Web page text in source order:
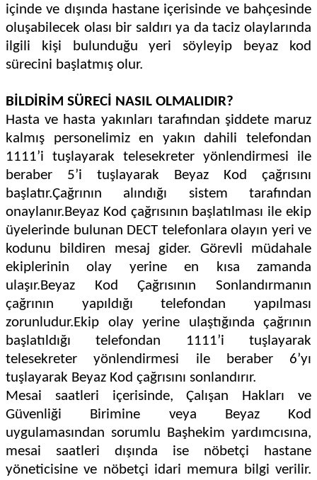
içinde ve dışında hastane içerisinde ve bahçesinde
oluşabilecek olası bir saldırı ya da taciz olaylarında
ilgili kişi bulunduğu yeri söyleyip beyaz kod
sürecini başlatmış olur.
BİLDİRİM SÜRECİ NASIL OLMALIDIR?
Hasta ve hasta yakınları tarafından şiddete maruz
kalmış personelimiz en yakın dahili telefondan
1111’i tuşlayarak telesekreter yönlendirmesi ile
beraber 5’i tuşlayarak Beyaz Kod çağrısını
başlatır.Çağrının alındığı sistem tarafından
onaylanır.Beyaz Kod çağrısının başlatılması ile ekip
üyelerinde bulunan DECT telefonlara olayın yeri ve
kodunu bildiren mesaj gider. Görevli müdahale
ekiplerinin olay yerine en kısa zamanda
ulaşır.Beyaz Kod Çağrısının Sonlandırmanın
çağrının yapıldığı telefondan yapılması
zorunludur.Ekip olay yerine ulaştığında çağrının
başlatıldığı telefondan 1111’i tuşlayarak
telesekreter yönlendirmesi ile beraber 6’yı
tuşlayarak Beyaz Kod çağrısını sonlandırır.
Mesai saatleri içerisinde, Çalışan Hakları ve
Güvenliği Birimine veya Beyaz Kod
uygulamasından sorumlu Başhekim yardımcısına,
mesai saatleri dışında ise nöbetçi hastane
yöneticisine ve nöbetçi idari memura bilgi verilir.